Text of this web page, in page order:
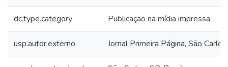
dc.type.category Publicação na mídia impressa
usp.autor.externo Jornal Primeira Página, São